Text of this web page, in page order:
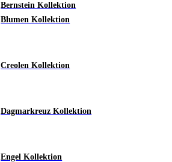
Bernstein Kollektion
Blumen Kollektion
Creolen Kollektion
Dagmarkreuz Kollektion
Engel Kollektion